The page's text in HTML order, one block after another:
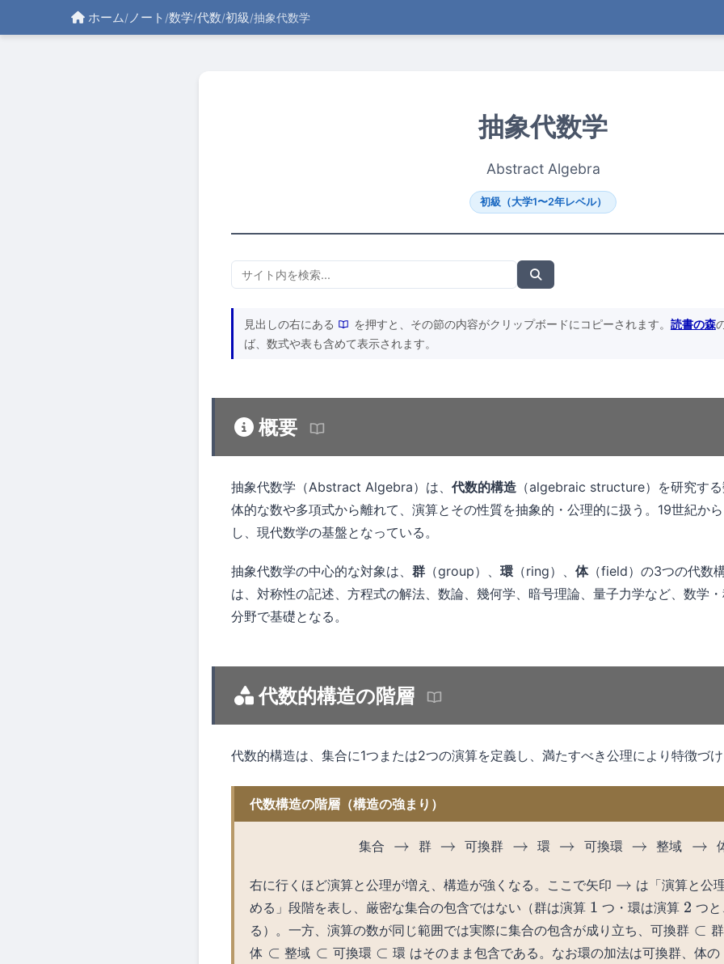
ホーム/ノート /数学/代数/初級/抽象代数学
抽象代数学
Abstract Algebra
初級（大学1〜2年レベル）
見出しの右にある を押すと、その節の内容がクリップボードにコピーされます。 読書の森
ば、数式や表も含めて表示されます。
概要
抽象代数学（Abstract Algebra）は、 代数的構造 （algebraic structure）を研究す
体的な数や多項式から離れて、演算とその性質を抽象的・公理的に扱う。19世紀か
し、現代数学の基盤となっている。
抽象代数学の中心的な対象は、 群 （group）、 環 （ring）、 体（field）の3つの代数
は、対称性の記述、方程式の解法、数論、幾何学、暗号理論、量子力学など、数学
分野で基礎となる。
代数的構造の階層
代数的構造は、集合に1つまたは2つの演算を定義し、満たすべき公理により特徴づ
代数構造の階層（構造の強まり）
集合 群 可換群 環 可換環 整域
集合→ 群→可換群→環 →可換環→整域→ 体
右に行くほど演算と公理が増え、構造が強くなる。ここで矢印 → は「演算と公
める」段階を表し、厳密な集合の包含ではない（群は演算 1 つ・環は演算 2 つ
る）。一方、演算の数が同じ範囲では実際に集合の包含が成り立ち、可換群 群
可換群 ⊂群
体 整域 可換環 環
体 ⊂整域⊂可換環⊂環
はそのまま包含である。なお環の加法は可換群、体の